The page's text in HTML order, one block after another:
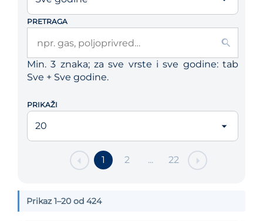
PRETRAGA
Min. 3 znaka; za sve vrste i sve godine: tab
Sve + Sve godine.
PRIKAŽI
1 2 ... 22
Prikaz 1–20 od 424